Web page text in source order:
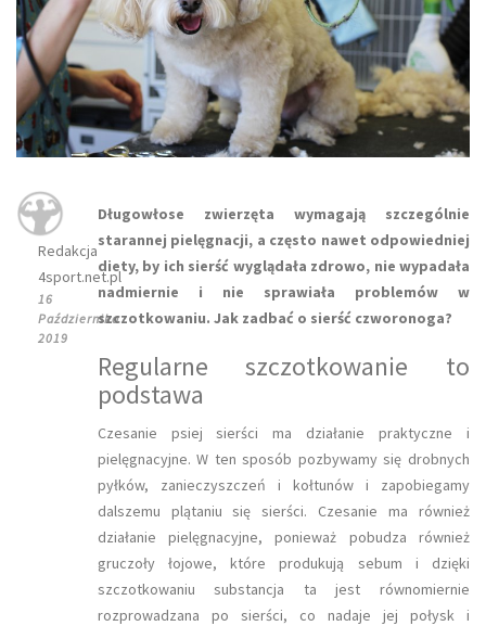
Redakcja
4sport.net.pl
16
Października
2019
Długowłose zwierzęta wymagają szczególnie
starannej pielęgnacji, a często nawet odpowiedniej
diety, by ich sierść wyglądała zdrowo, nie wypadała
nadmiernie i nie sprawiała problemów w
szczotkowaniu. Jak zadbać o sierść czworonoga?
Regularne szczotkowanie to
podstawa
Czesanie psiej sierści ma działanie praktyczne i
pielęgnacyjne. W ten sposób pozbywamy się drobnych
pyłków, zanieczyszczeń i kołtunów i zapobiegamy
dalszemu plątaniu się sierści. Czesanie ma również
działanie pielęgnacyjne, ponieważ pobudza również
gruczoły łojowe, które produkują sebum i dzięki
szczotkowaniu substancja ta jest równomiernie
rozprowadzana po sierści, co nadaje jej połysk i